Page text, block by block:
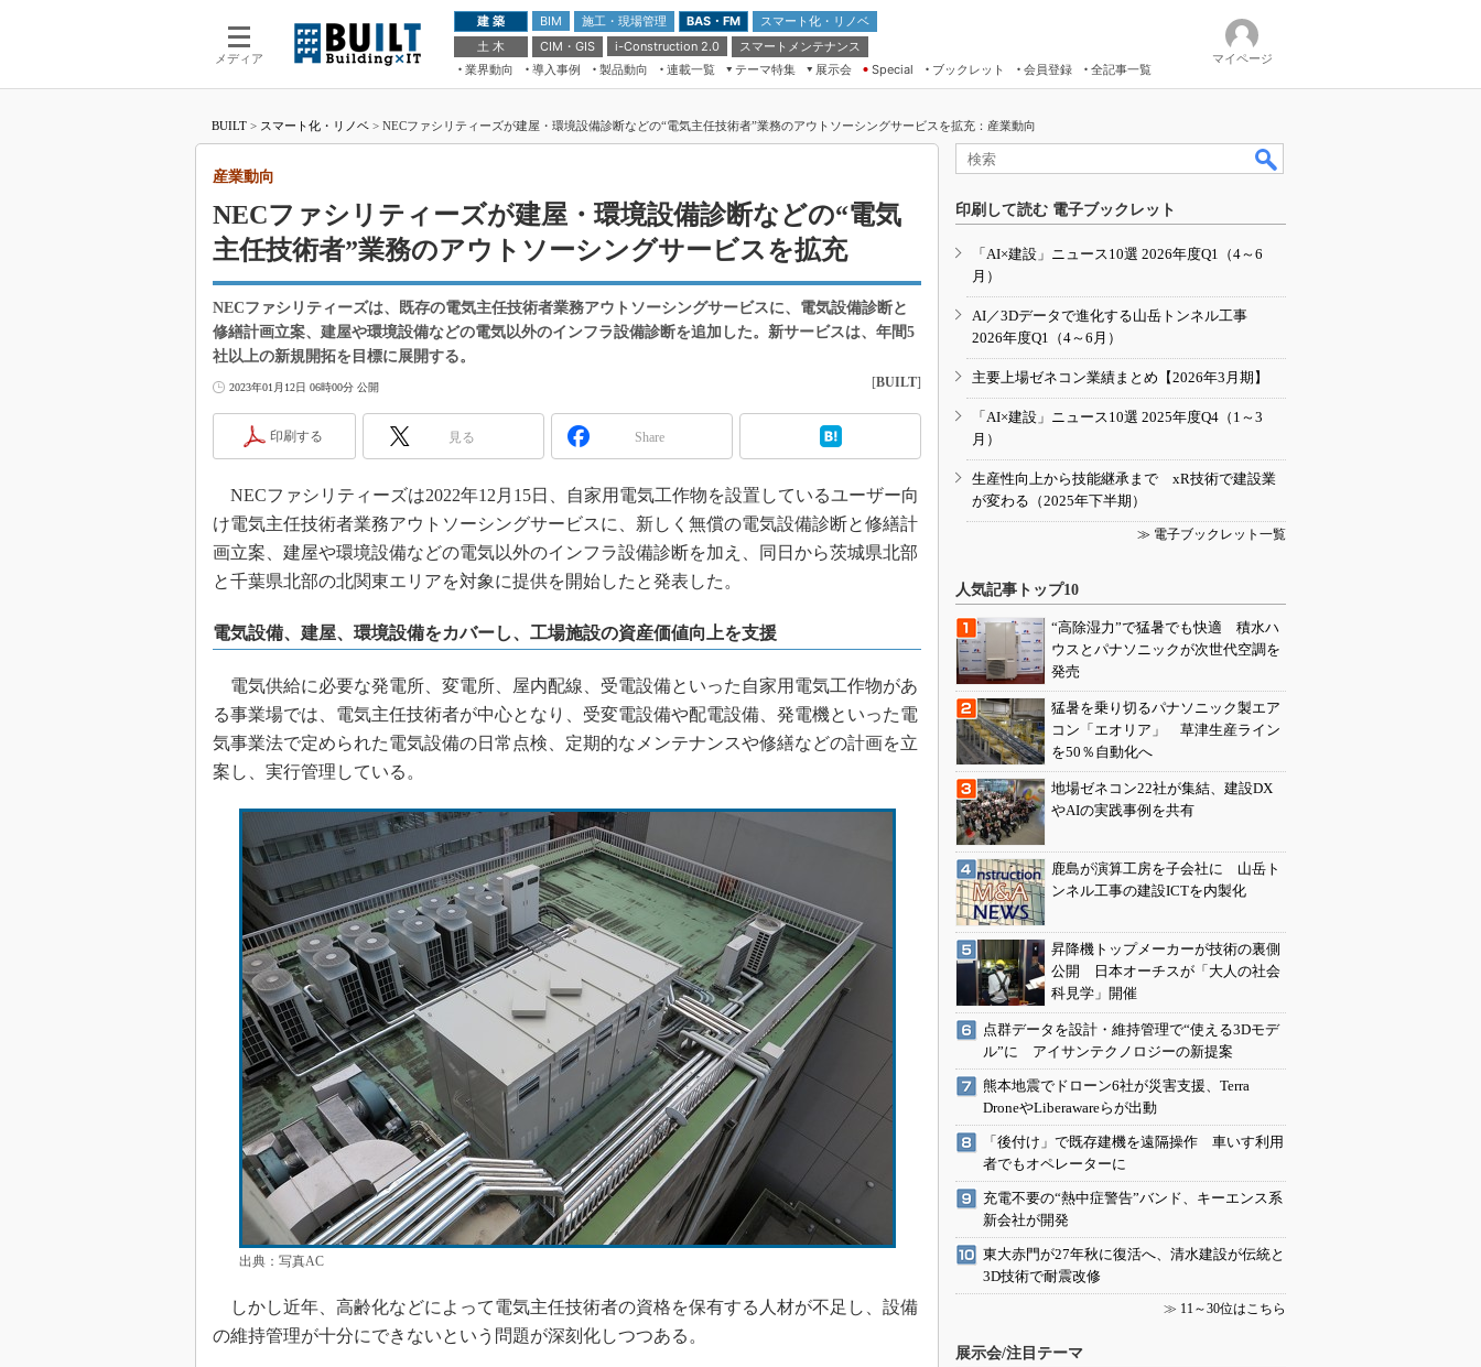
メディア
建 築 BIM 施工・現場管理 BAS・FM
スマート化・リノベ
土 木
CIM・GIS i-Construction 2.0
スマートメンテナンス
業界動向
導入事例 製品動向 連載一覧
テーマ特集
ドローンがもたらす建設業界の“ゲー
ムチェンジ” Ver.2.0
“Society5.0”時代のスマートビル
VR／ARが描くモノづくりのミライ
展示会
第8回 国際 建設・測量展
築・土木・不動産の先端技術展－
Japan Drone 2023
メンテナンス・レジリエンスOSAKA
日本 ものづくりワールド 2020
IGAS2018
Special ブックレット 会員登録 全記事一覧
マイページ
BUILT > スマート化・リノベ > NECファシリティーズが建屋・環境設備診断などの“電気主任技術者”業務のアウトソーシングサービスを拡充：産業動向
NECファシリティーズが建屋・環境設備診断などの“電気
主任技術者”業務のアウトソーシングサービスを拡充
産業動向
NECファシリティーズは、既存の電気主任技術者業務アウトソーシングサービスに、電気設備診断と
修繕計画立案、建屋や環境設備などの電気以外のインフラ設備診断を追加した。新サービスは、年間5
社以上の新規開拓を目標に展開する。
2023年01月12日 06時00分 公開 [BUILT]
印刷する 見る Share
NECファシリティーズは2022年12月15日、自家用電気工作物を設置しているユーザー向
け電気主任技術者業務アウトソーシングサービスに、新しく無償の電気設備診断と修繕計
画立案、建屋や環境設備などの電気以外のインフラ設備診断を加え、同日から茨城県北部
と千葉県北部の北関東エリアを対象に提供を開始したと発表した。
電気設備、建屋、環境設備をカバーし、工場施設の資産価値向上を支援
電気供給に必要な発電所、変電所、屋内配線、受電設備といった自家用電気工作物があ
る事業場では、電気主任技術者が中心となり、受変電設備や配電設備、発電機といった電
気事業法で定められた電気設備の日常点検、定期的なメンテナンスや修繕などの計画を立
案し、実行管理している。
出典：写真AC
しかし近年、高齢化などによって電気主任技術者の資格を保有する人材が不足し、設備
の維持管理が十分にできないという問題が深刻化しつつある。
印刷して読む 電子ブックレット
「AI×建設」ニュース10選 2026年度Q1（4～6
月）
AI／3Dデータで進化する山岳トンネル工事
2026年度Q1（4～6月）
主要上場ゼネコン業績まとめ【2026年3月期】
「AI×建設」ニュース10選 2025年度Q4（1～3
月）
生産性向上から技能継承まで xR技術で建設業
が変わる（2025年下半期）
≫ 電子ブックレット一覧
人気記事トップ10
“高除湿力”で猛暑でも快適 積水ハ
ウスとパナソニックが次世代空調を
発売
猛暑を乗り切るパナソニック製エア
コン「エオリア」 草津生産ライン
を50％自動化へ
地場ゼネコン22社が集結、建設DX
やAIの実践事例を共有
鹿島が演算工房を子会社に 山岳ト
ンネル工事の建設ICTを内製化
昇降機トップメーカーが技術の裏側
公開 日本オーチスが「大人の社会
科見学」開催
点群データを設計・維持管理で“使える3Dモデ
ル”に アイサンテクノロジーの新提案
熊本地震でドローン6社が災害支援、Terra
DroneやLiberawareらが出動
「後付け」で既存建機を遠隔操作 車いす利用
者でもオペレーターに
充電不要の“熱中症警告”バンド、キーエンス系
新会社が開発
東大赤門が27年秋に復活へ、清水建設が伝統と
3D技術で耐震改修
≫ 11～30位はこちら
展示会/注目テーマ